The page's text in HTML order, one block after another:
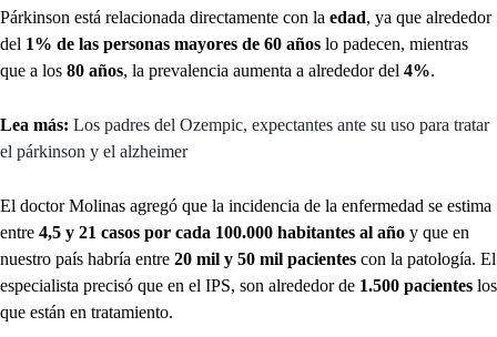
Párkinson está relacionada directamente con la edad, ya que alrededor
del 1% de las personas mayores de 60 años lo padecen, mientras
que a los 80 años, la prevalencia aumenta a alrededor del 4%.
Lea más: Los padres del Ozempic, expectantes ante su uso para tratar
el párkinson y el alzheimer
El doctor Molinas agregó que la incidencia de la enfermedad se estima
entre 4,5 y 21 casos por cada 100.000 habitantes al año y que en
nuestro país habría entre 20 mil y 50 mil pacientes con la patología. El
especialista precisó que en el IPS, son alrededor de 1.500 pacientes los
que están en tratamiento.